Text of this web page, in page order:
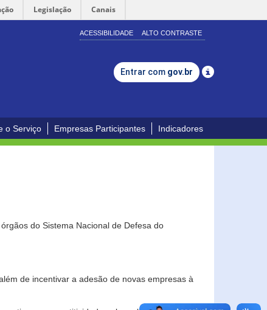
Legislação Canais
ACESSIBILIDADE ALTO CONTRASTE
Entrar com gov.br
o Serviço Empresas Participantes Indicadores
do Sistema Nacional de Defesa do
de incentivar a adesão de novas empresas à